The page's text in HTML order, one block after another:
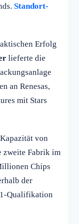
Standort-
Erfolg
lieferte die
an Renesas,
mit Stars
von
zweite Fabrik im
Chips
der
Qualifikation